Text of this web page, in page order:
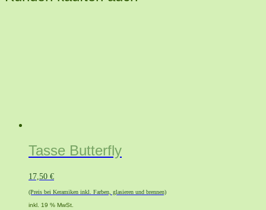
Tasse Butterfly
17,50 €
(Preis bei Keramiken inkl. Farben, glasieren und brennen)
inkl. 19 % MwSt.